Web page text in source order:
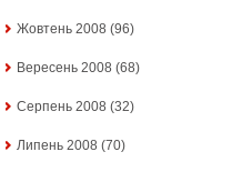
Жовтень 2008 (96)
Вересень 2008 (68)
Серпень 2008 (32)
Липень 2008 (70)